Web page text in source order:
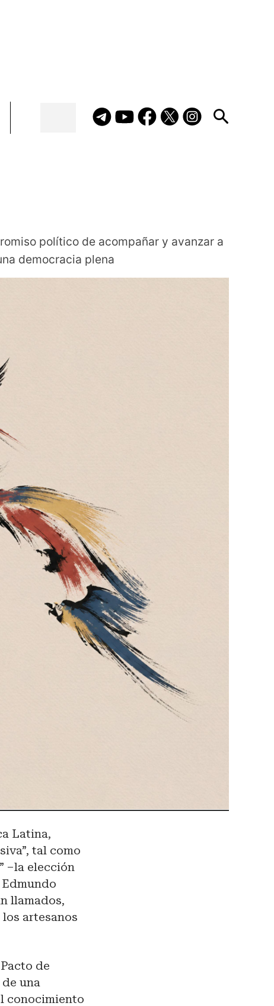
político de acompañar y avanzar a
democracia plena
Latina,
tal como
–la elección
llamados,
artesanos
de
una
conocimiento